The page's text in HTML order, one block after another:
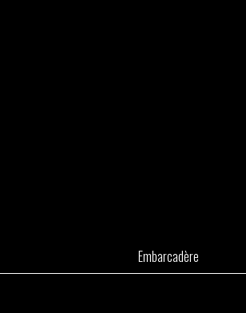
Embarcadère